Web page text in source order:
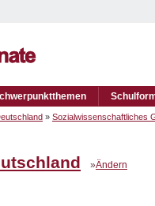
» Sozialwissenschaftliches
»Ändern